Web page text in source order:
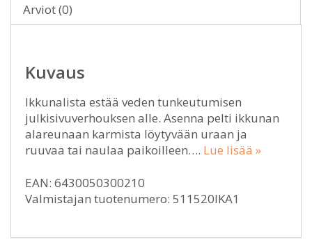
Arviot (0)
Kuvaus
Ikkunalista estää veden tunkeutumisen
julkisivuverhouksen alle. Asenna pelti ikkunan
alareunaan karmista löytyvään uraan ja
ruuvaa tai naulaa paikoilleen…. Lue lisää »
EAN: 6430050300210
Valmistajan tuotenumero: 511520IKA1